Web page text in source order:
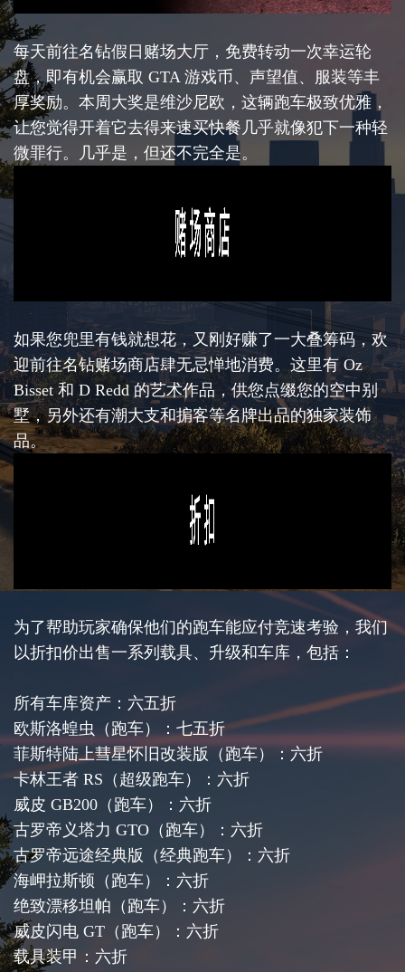
每天前往名钻假日赌场大厅，免费转动一次幸运轮
盘，即有机会赢取 GTA 游戏币、声望值、服装等丰
厚奖励。本周大奖是维沙尼欧，这辆跑车极致优雅，
让您觉得开着它去得来速买快餐几乎就像犯下一种轻
微罪行。几乎是，但还不完全是。
如果您兜里有钱就想花，又刚好赚了一大叠筹码，欢
迎前往名钻赌场商店肆无忌惮地消费。这里有 Oz
Bisset 和 D Redd 的艺术作品，供您点缀您的空中别
墅，另外还有潮大支和掮客等名牌出品的独家装饰
品。
为了帮助玩家确保他们的跑车能应付竞速考验，我们
以折扣价出售一系列载具、升级和车库，包括：
所有车库资产：六五折
欧斯洛蝗虫（跑车）：七五折
菲斯特陆上彗星怀旧改装版（跑车）：六折
卡林王者 RS（超级跑车）：六折
威皮 GB200（跑车）：六折
古罗帝义塔力 GTO（跑车）：六折
古罗帝远途经典版（经典跑车）：六折
海岬拉斯顿（跑车）：六折
绝致漂移坦帕（跑车）：六折
威皮闪电 GT（跑车）：六折
载具装甲：六折